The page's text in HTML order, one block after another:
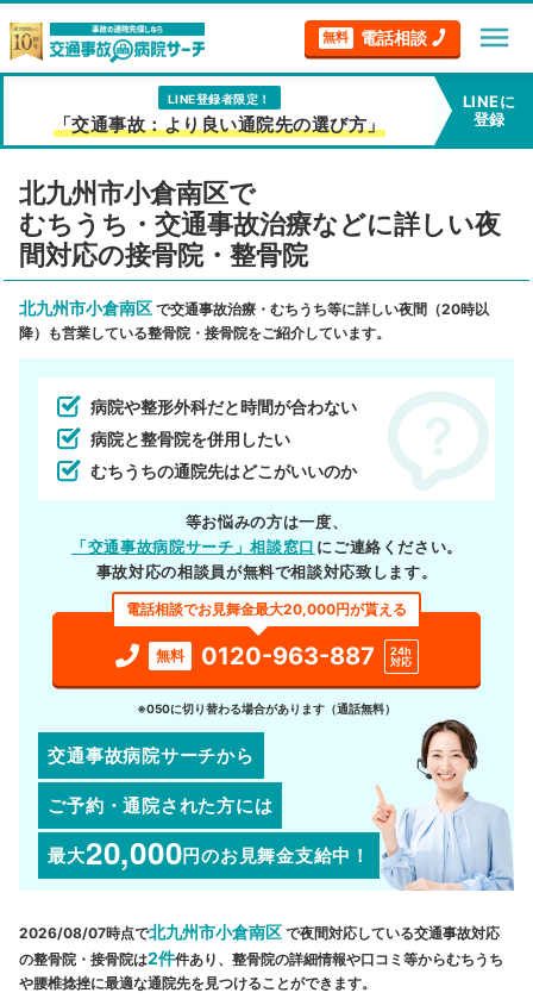
無料 電話相談 menu
LINE登録者限定！
「交通事故：より良い通院先の選び方」
LINEに
登録
北九州市小倉南区で
むちうち・交通事故治療などに詳しい夜
間対応の接骨院・整骨院
北九州市小倉南区 で交通事故治療・むちうち等に詳しい夜間（20時以
降）も営業している整骨院・接骨院をご紹介しています。
病院や整形外科だと時間が合わない
病院と整骨院を併用したい
むちうちの通院先はどこがいいのか
等お悩みの方は一度、
「交通事故病院サーチ」相談窓口 にご連絡ください。
事故対応の相談員が無料で相談対応致します。
電話相談でお見舞金最大20,000円が貰える
無料 0120-963-887
24h
対応
※050に切り替わる場合があります（通話無料）
交通事故病院サーチから
ご予約・通院された方には
最大20,000円のお見舞金支給中！
2026/08/07時点で北九州市小倉南区 で夜間対応している交通事故対応
の整骨院・接骨院は2件件あり、整骨院の詳細情報や口コミ等からむちうち
や腰椎捻挫に最適な通院先を見つけることができます。